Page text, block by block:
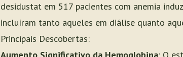
desidustat em 517 pacientes com anemia
incluíram tanto aqueles em diálise quanto
Principais Descobertas: